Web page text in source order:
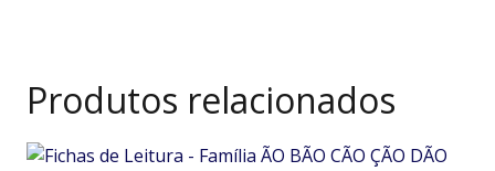
Produtos relacionados